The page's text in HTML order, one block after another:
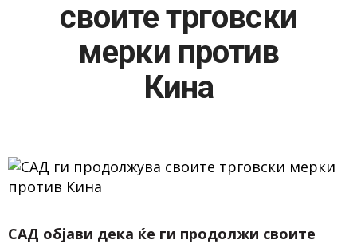
БАНКАРСТВО
ЖИВОТ
своите трговски
мерки против
Кина
САД објави дека ќе ги продолжи своите